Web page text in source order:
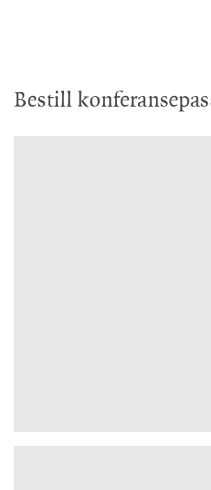
Bestill